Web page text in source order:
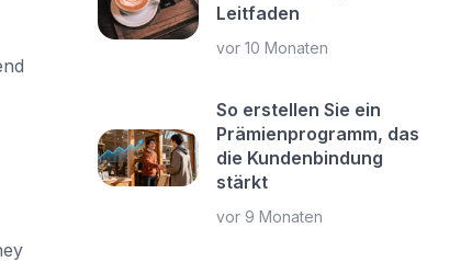
Leitfaden
vor 10 Monaten
So erstellen Sie ein
Prämienprogramm, das
die Kundenbindung
stärkt
vor 9 Monaten